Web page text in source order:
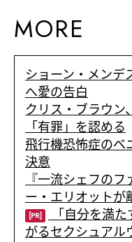
MORE
ショーン・メン
へ愛の告白
クリス・ブラウン
「有罪」を認める
飛行機恐怖症のベ
決意
『一流シェフの
ー・エリオットが
[PR]
「自分を満
がるセクシュアル